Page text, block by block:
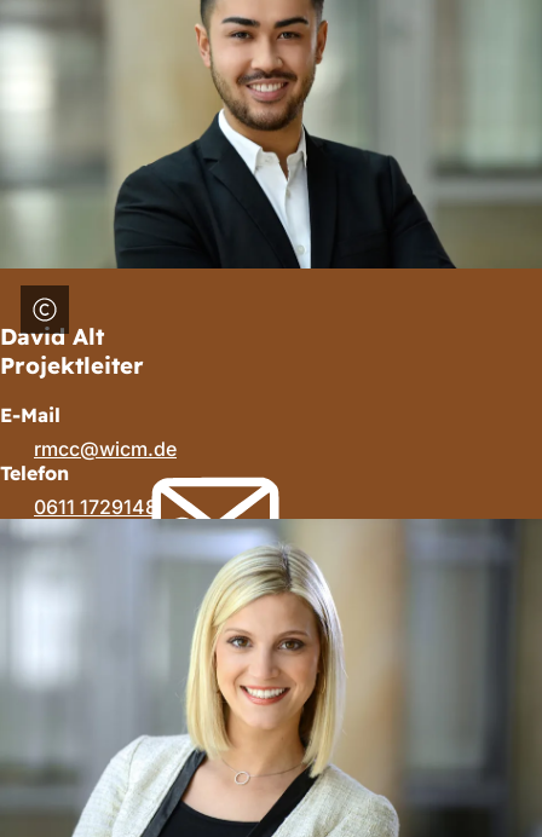
David Alt
Projektleiter
E-Mail
rmcc
wicm de
Telefon
0611 1729148